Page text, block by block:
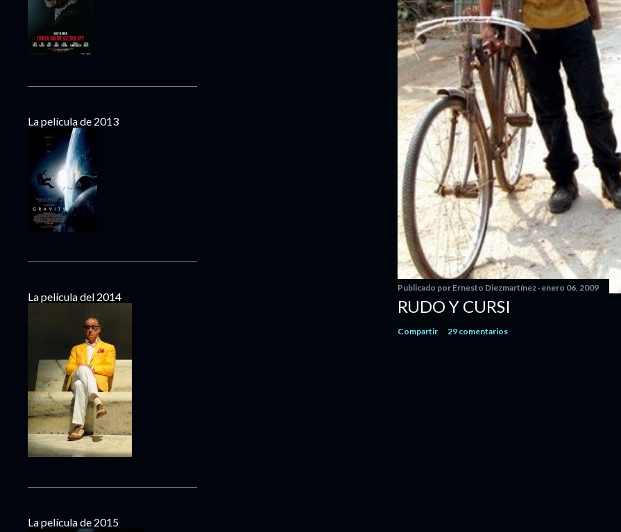
Publicado por Ernesto Diezmartínez enero 06, 2009
RUDO Y CURSI
Compartir 29 comentarios
La película de 2013
La película del 2014
La película de 2015